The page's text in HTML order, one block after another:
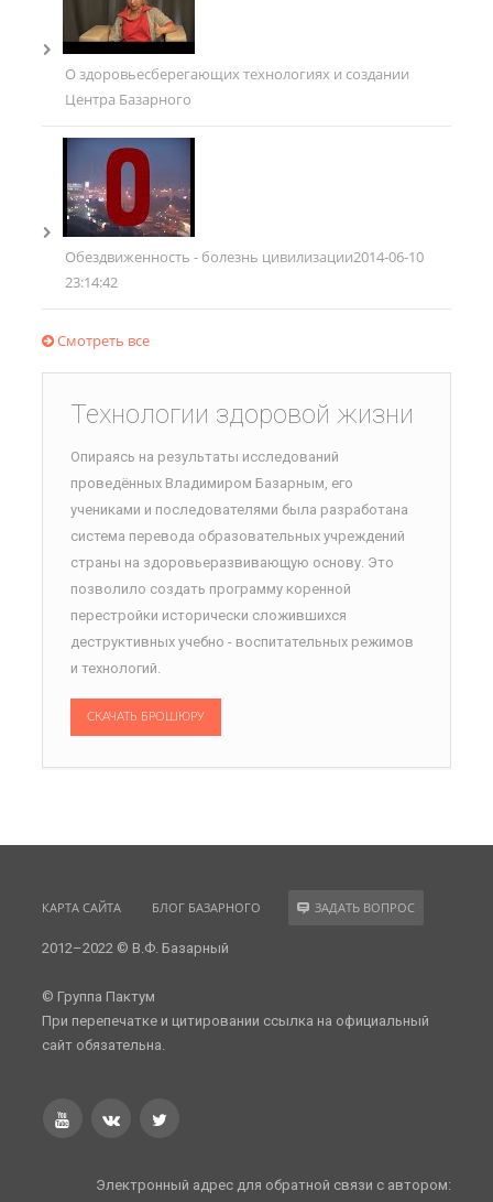
О здоровьесберегающих технологиях и создании
Центра Базарного
Обездвиженность - болезнь цивилизации2014-06-10
23:14:42
Смотреть все
Технологии здоровой жизни
Опираясь на результаты исследований
проведённых Владимиром Базарным, его
учениками и последователями была разработана
система перевода образовательных учреждений
страны на здоровьеразвивающую основу. Это
позволило создать программу коренной
перестройки исторически сложившихся
деструктивных учебно - воспитательных режимов
и технологий.
СКАЧАТЬ БРОШЮРУ
КАРТА САЙТА БЛОГ БАЗАРНОГО ЗАДАТЬ ВОПРОС
2012–2022 © В.Ф. Базарный
© Группа Пактум
При перепечатке и цитировании ссылка на официальный
сайт обязательна.
Электронный адрес для обратной связи с автором: